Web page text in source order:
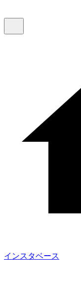
インスタベース